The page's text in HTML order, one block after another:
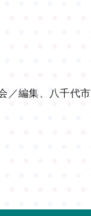
／編集、八千代市